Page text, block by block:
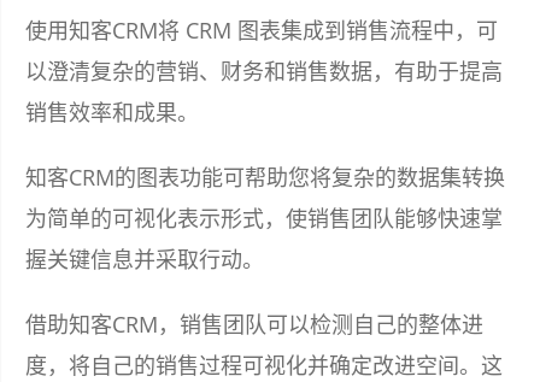
使用知客CRM将 CRM 图表集成到销售流程中，可
以澄清复杂的营销、财务和销售数据，有助于提高
销售效率和成果。
知客CRM的图表功能可帮助您将复杂的数据集转换
为简单的可视化表示形式，使销售团队能够快速掌
握关键信息并采取行动。
借助知客CRM，销售团队可以检测自己的整体进
度，将自己的销售过程可视化并确定改进空间。这